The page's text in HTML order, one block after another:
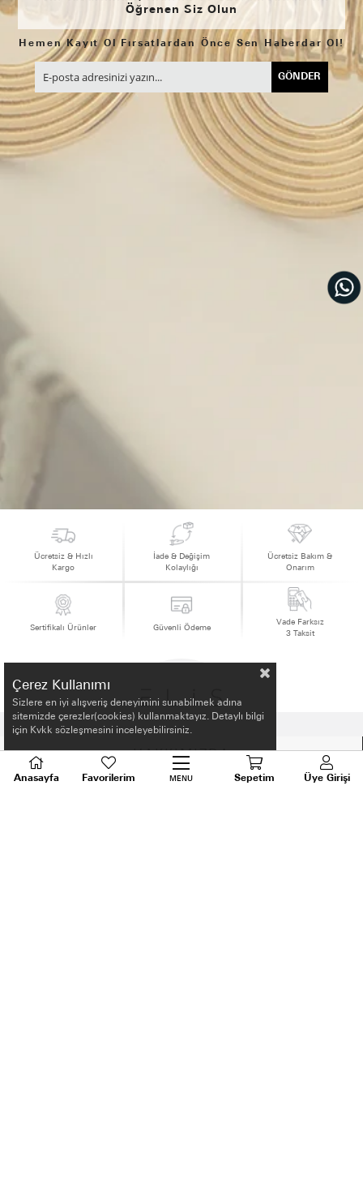
Öğrenen Siz Olun
Hemen Kayıt Ol Fırsatlardan Önce Sen Haberdar Ol!
GÖNDER
Ücretsiz & Hızlı
Kargo
İade & Değişim
Kolaylığı
Ücretsiz Bakım &
Onarım
Sertifikalı Ürünler Güvenli Ödeme
Vade Farksız
3 Taksit
HAKKIMIZDA
Çerez Kullanımı
Sizlere en iyi alışveriş deneyimini sunabilmek adına
sitemizde çerezler(cookies) kullanmaktayız. Detaylı bilgi
için Kvkk sözleşmesini inceleyebilirsiniz.
Anasayfa Favorilerim MENU Sepetim Üye Girişi